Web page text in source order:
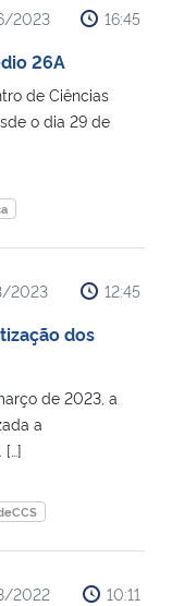
2023 16:45
26A
de Ciências
o dia 29 de
2023 12:45
dos
de 2023, a
a
2022 10:11